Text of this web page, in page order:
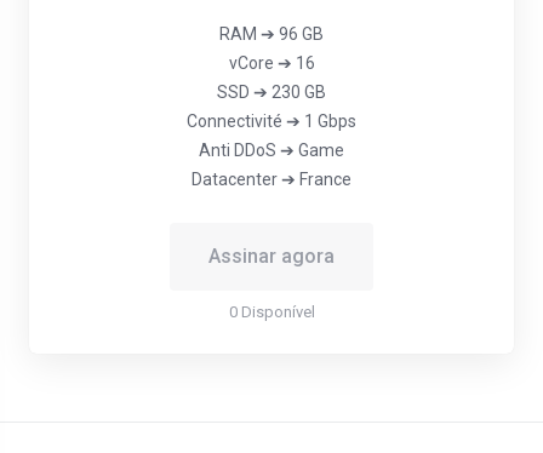
RAM ➔ 96 GB
vCore ➔ 16
SSD ➔ 230 GB
Connectivité ➔ 1 Gbps
Anti DDoS ➔ Game
Datacenter ➔ France
Assinar agora
0 Disponível